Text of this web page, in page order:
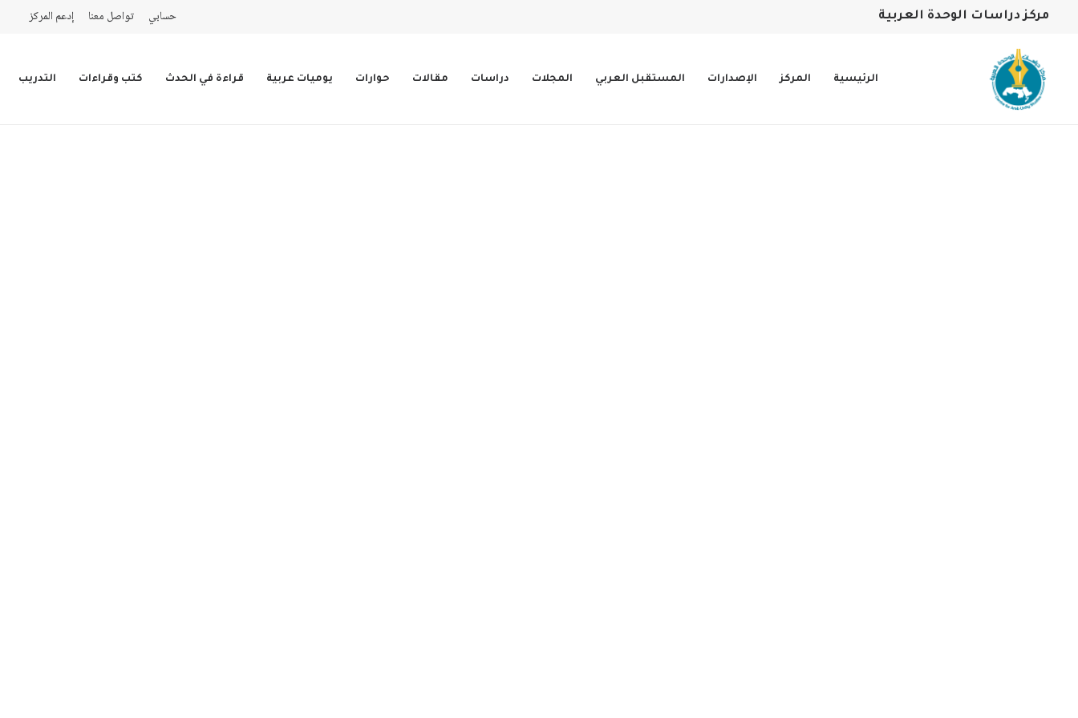
مركز دراسات الوحدة العربية حسابي تواصل معنا إدعم المركز
الرئيسية المركز الإصدارات المستقبل العربي المجلات دراسات مقالات حوارات يوميات عربية قراءة في الحدث كتب وقراءات التدريب